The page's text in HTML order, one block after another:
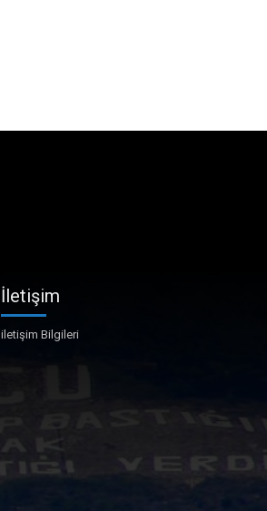
İletişim
iletişim Bilgileri